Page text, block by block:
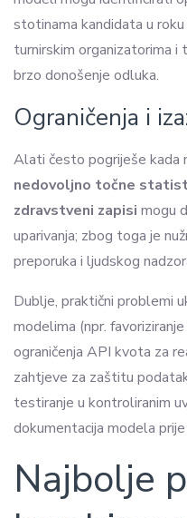
stotinama kandidata u
turnirskim organizatorima i
brzo donošenje odluka.
Ograničenja i
Alati često pogriješe kada
nedovoljno točne
zdravstveni zapisi mogu
uparivanja; zbog toga je
preporuka i ljudskog
Dublje, praktični problemi
modelima (npr.
ograničenja API kvota za
zahtjeve za zaštitu
testiranje u kontroliranim
dokumentacija modela
Najbolje